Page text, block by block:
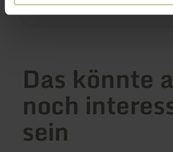
in Karte anzeigen
Das könnte
noch
sein